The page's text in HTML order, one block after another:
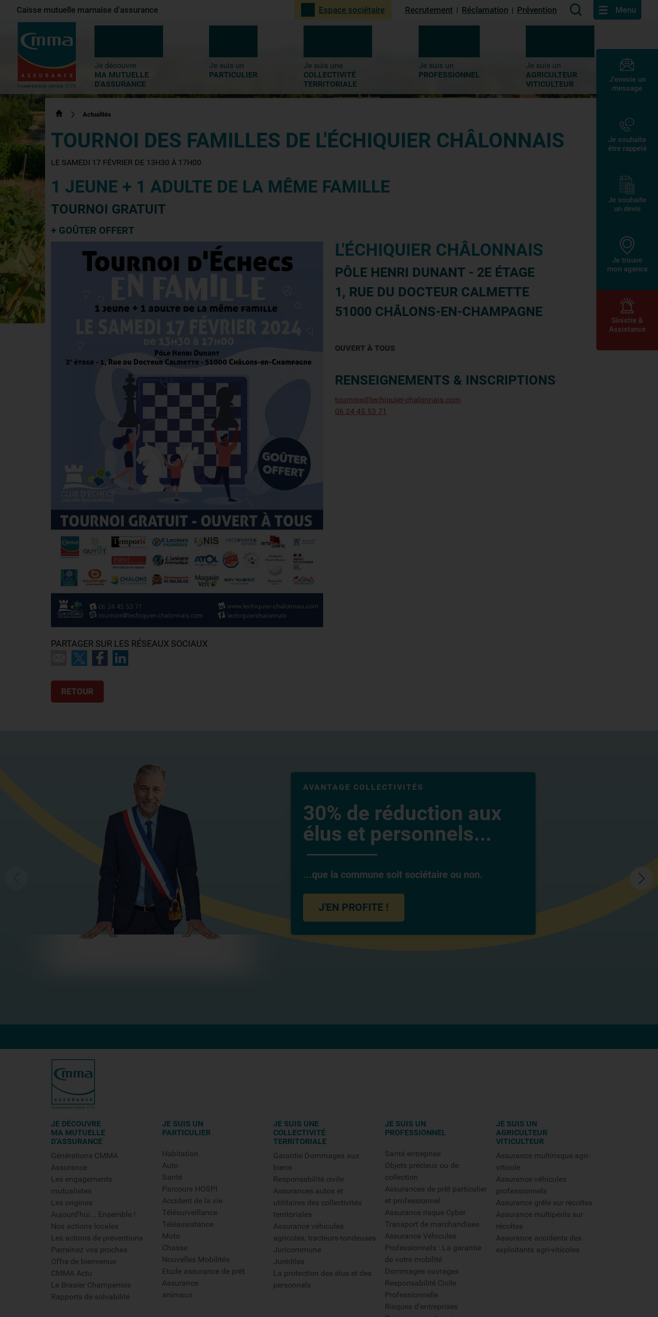
Contenu principal 2-Menu principal 3-
Caisse mutuelle marnaise d'assurance Espace sociétaire Recrutement | Réclamation | Prévention Menu
Je découvre
MA MUTUELLE
D'ASSURANCE
Je suis un
PARTICULIER
Je suis une
COLLECTIVITÉ
TERRITORIALE
Je suis un
PROFESSIONNEL
Je suis un
AGRICULTEUR
VITICULTEUR
J'envoie un
message
Je souhaite
être rappelé
Je souhaite
un devis
Je trouve
mon agence
Sinistre &
Assistance
Actualités
TOURNOI DES FAMILLES DE L'ÉCHIQUIER CHÂLONNAIS
LE SAMEDI 17 FÉVRIER DE 13H30 À 17H00
1 JEUNE + 1 ADULTE DE LA MÊME FAMILLE
TOURNOI GRATUIT
+ GOÛTER OFFERT
L'ÉCHIQUIER CHÂLONNAIS
PÔLE HENRI DUNANT - 2E ÉTAGE
1, RUE DU DOCTEUR CALMETTE
51000 CHÂLONS-EN-CHAMPAGNE
OUVERT À TOUS
RENSEIGNEMENTS & INSCRIPTIONS
tournois@lechiquier-chalonnais.com
06 24 45 53 71
PARTAGER SUR LES RÉSEAUX SOCIAUX
RETOUR
AVANTAGE COLLECTIVITÉS
30% de réduction aux
élus et personnels...
...que la commune soit sociétaire ou non.
J'EN PROFITE !
JE DÉCOUVRE
MA MUTUELLE
D'ASSURANCE
Générations CMMA
Assurance
Les engagements
mutualistes
Les origines
Aujourd'hui... Ensemble !
Nos actions locales
Les actions de préventions
Parrainez vos proches
Offre de bienvenue
CMMA Actu
Le Brasier Champenois
Rapports de solvabilité
JE SUIS UN
PARTICULIER
Habitation
Auto
Santé
Parcours HOSPI
Accident de la vie
Télésurveillance
Téléassistance
Moto
Chasse
Nouvelles Mobilités
Etude assurance de prêt
Assurance
animaux
JE SUIS UNE
COLLECTIVITÉ
TERRITORIALE
Garantie Dommages aux
biens
Responsabilité civile
Assurances autos et
utilitaires des collectivités
territoriales
Assurance véhicules
agricoles, tracteurs-tondeuses
Juricommune
Jurédiles
La protection des élus et des
personnels
JE SUIS UN
PROFESSIONNEL
Santé entreprise
Objets précieux ou de
collection
Assurances de prêt particulier
et professionnel
Assurance risque Cyber
Transport de marchandises
Assurance Véhicules
Professionnels : La garantie
de votre mobilité
Dommages ouvrages
Responsabilité Civile
Professionnelle
Risques d'entreprises
JE SUIS UN
AGRICULTEUR
VITICULTEUR
Assurance multirisque agri-
viticole
Assurance véhicules
professionnels
Assurance grêle sur récoltes
Assurance multipérils sur
récoltes
Assurance accidents des
exploitants agri-viticoles